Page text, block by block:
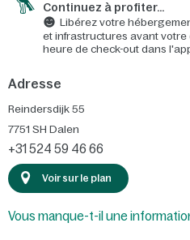
Continuez à profiter…
Libérez votre
et infrastructures avant
heure de check-out dans
Adresse
Reindersdijk 55
7751 SH Dalen
+31 524 59 46 66
Voir sur le plan
Vous manque-t-il une